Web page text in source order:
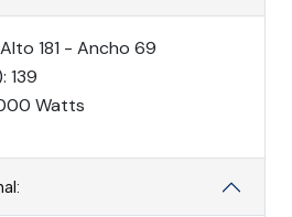
181 - Ancho 69
139
Watts